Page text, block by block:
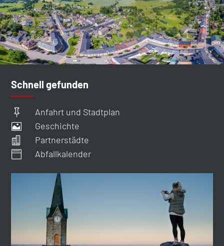
Schnell gefunden
 Anfahrt und Stadtplan
 Geschichte
 Partnerstädte
 Abfallkalender